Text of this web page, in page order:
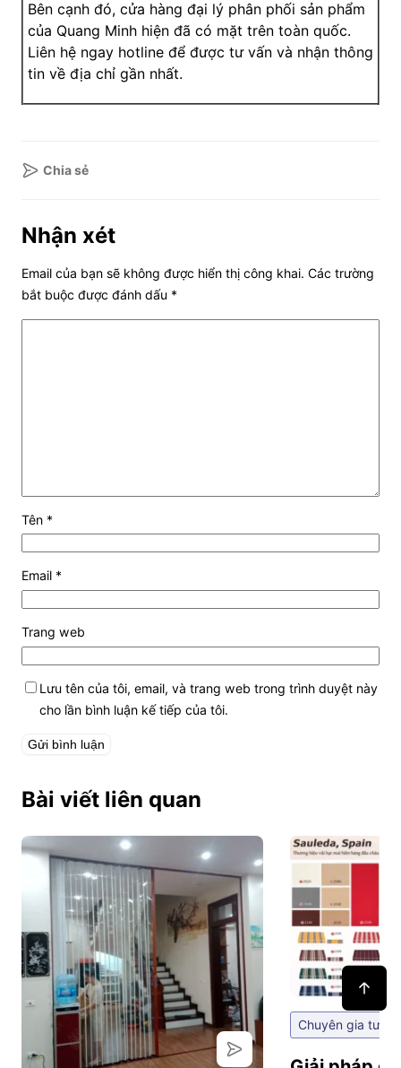
Bên cạnh đó, cửa hàng đại lý phân phối sản phẩm
của Quang Minh hiện đã có mặt trên toàn quốc.
Liên hệ ngay hotline để được tư vấn và nhận thông
tin về địa chỉ gần nhất.
Chia sẻ
Nhận xét
Email của bạn sẽ không được hiển thị công khai. Các trường
bắt buộc được đánh dấu *
Tên *
Email *
Trang web
Lưu tên của tôi, email, và trang web trong trình duyệt này
cho lần bình luận kế tiếp của tôi.
Bài viết liên quan
Chuyên gia tư